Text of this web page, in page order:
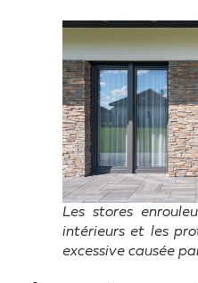
Les stores
intérieurs et les
excessive causée